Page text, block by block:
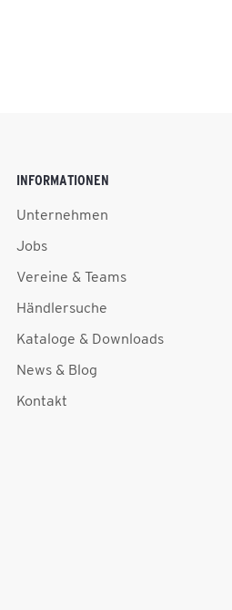
INFORMATIONEN
Unternehmen
Jobs
Vereine & Teams
Händlersuche
Kataloge & Downloads
News & Blog
Kontakt